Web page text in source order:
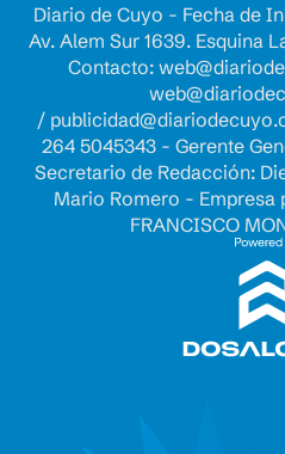
Diario de Cuyo - Fecha de
Av. Alem Sur 1639. Esquina
Contacto:
/
264 5045343 - Gerente
Secretario de Redacción:
Mario Romero -
FRANCISCO